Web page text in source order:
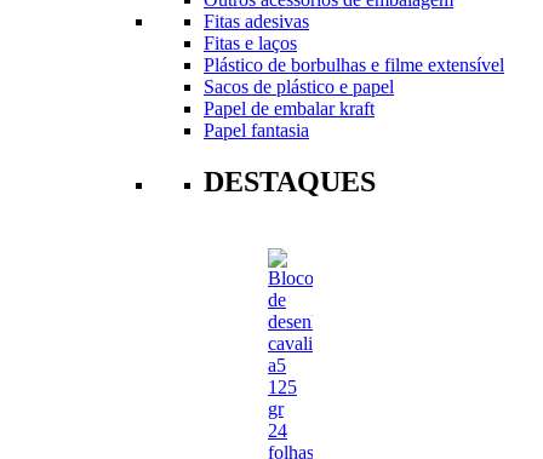
Fitas adesivas
Fitas e laços
Plástico de borbulhas e filme extensível
Sacos de plástico e papel
Papel de embalar kraft
Papel fantasia
DESTAQUES